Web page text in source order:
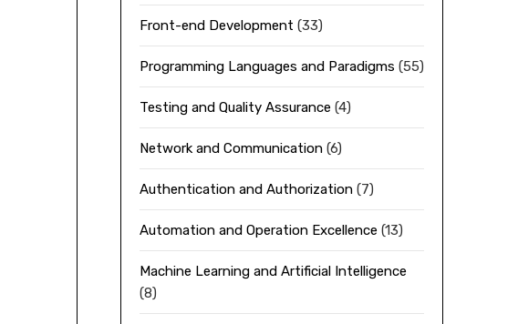
Front-end Development (33)
Programming Languages and Paradigms (55)
Testing and Quality Assurance (4)
Network and Communication(6)
Authentication and Authorization(7)
Automation and Operation Excellence (13)
Machine Learning and Artificial Intelligence
(8)